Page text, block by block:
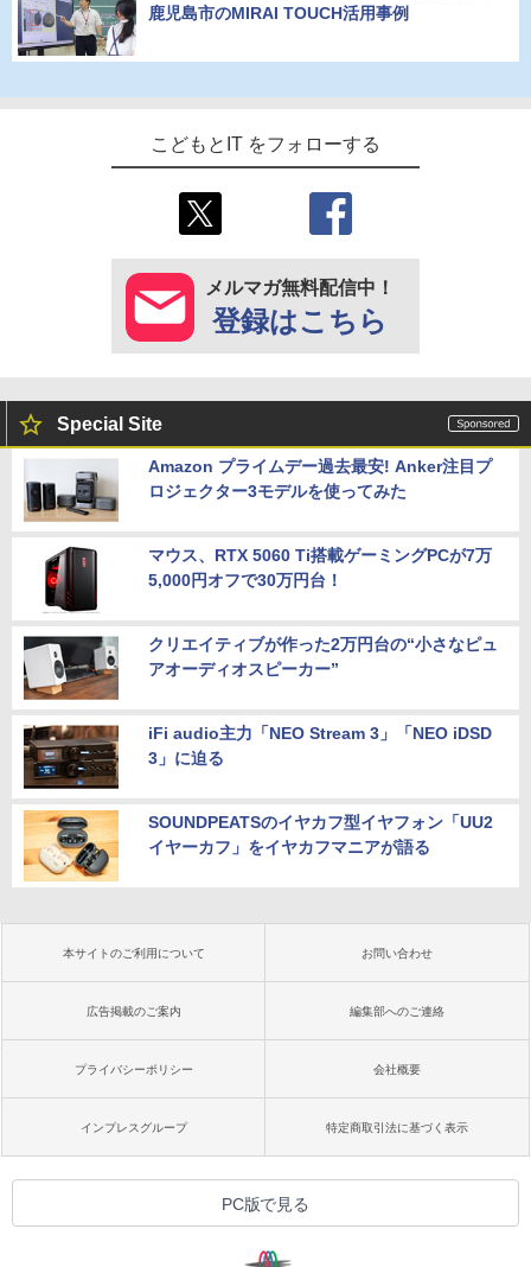
鹿児島市のMIRAI TOUCH活用事例
こどもとIT をフォローする
メルマガ無料配信中！
登録はこちら
Special Site
Amazon プライムデー過去最安! Anker注目プ
ロジェクター3モデルを使ってみた
マウス、RTX 5060 Ti搭載ゲーミングPCが7万
5,000円オフで30万円台！
クリエイティブが作った2万円台の“小さなピュ
アオーディオスピーカー”
iFi audio主力「NEO Stream 3」「NEO iDSD
3」に迫る
SOUNDPEATSのイヤカフ型イヤフォン「UU2
イヤーカフ」をイヤカフマニアが語る
本サイトのご利用について お問い合わせ
広告掲載のご案内 編集部へのご連絡
プライバシーポリシー 会社概要
インプレスグループ 特定商取引法に基づく表示
PC版で見る